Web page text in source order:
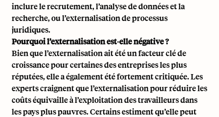
inclure le recrutement, l’analyse de données et la
recherche, ou l’externalisation de processus
juridiques.
Pourquoi l’externalisation est-elle négative ?
Bien que l’externalisation ait été un facteur clé de
croissance pour certaines des entreprises les plus
réputées, elle a également été fortement critiquée. Les
experts craignent que l’externalisation pour réduire les
coûts équivaille à l’exploitation des travailleurs dans
les pays plus pauvres. Certains estiment qu’elle peut